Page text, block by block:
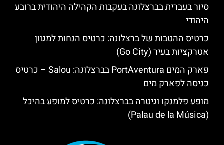
סיור בעברית בברצלונה בעקבות הקהילה היהודית ברובע
היהודי
כרטיס ההטבות של ברצלונה: כרטיס הנחות למגוון
אטרקציות בעיר (Go City)
פארק המים PortAventura בברצלונה: Salou – כרטיס
כניסה לפארק מים
מופע פלמנקו וגיטרה בברצלונה: כרטיס למופע בהיכל
(Palau de la Música)